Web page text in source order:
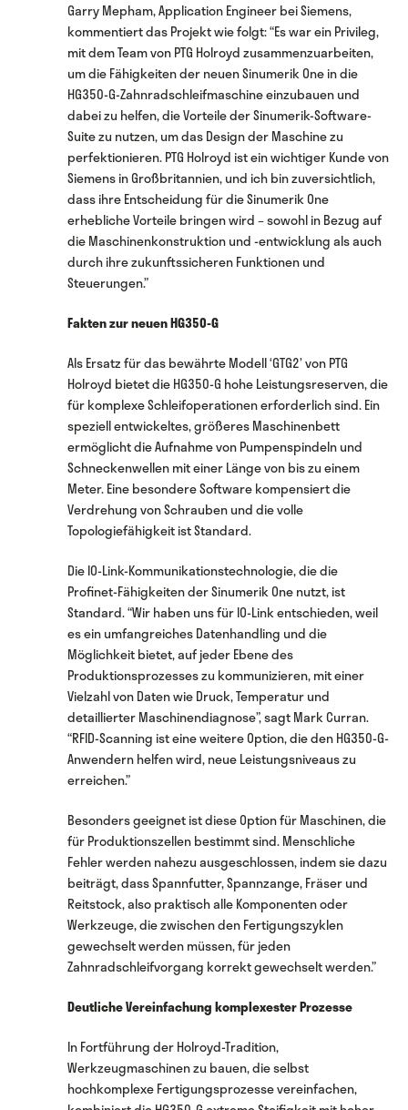
Garry Mepham, Application Engineer bei Siemens,
kommentiert das Projekt wie folgt: “Es war ein Privileg,
mit dem Team von PTG Holroyd zusammenzuarbeiten,
um die Fähigkeiten der neuen Sinumerik One in die
HG350-G-Zahnradschleifmaschine einzubauen und
dabei zu helfen, die Vorteile der Sinumerik-Software-
Suite zu nutzen, um das Design der Maschine zu
perfektionieren. PTG Holroyd ist ein wichtiger Kunde von
Siemens in Großbritannien, und ich bin zuversichtlich,
dass ihre Entscheidung für die Sinumerik One
erhebliche Vorteile bringen wird – sowohl in Bezug auf
die Maschinenkonstruktion und -entwicklung als auch
durch ihre zukunftssicheren Funktionen und
Steuerungen.”
Fakten zur neuen HG350-G
Als Ersatz für das bewährte Modell ‘GTG2’ von PTG
Holroyd bietet die HG350-G hohe Leistungsreserven, die
für komplexe Schleifoperationen erforderlich sind. Ein
speziell entwickeltes, größeres Maschinenbett
ermöglicht die Aufnahme von Pumpenspindeln und
Schneckenwellen mit einer Länge von bis zu einem
Meter. Eine besondere Software kompensiert die
Verdrehung von Schrauben und die volle
Topologiefähigkeit ist Standard.
Die IO-Link-Kommunikationstechnologie, die die
Profinet-Fähigkeiten der Sinumerik One nutzt, ist
Standard. “Wir haben uns für IO-Link entschieden, weil
es ein umfangreiches Datenhandling und die
Möglichkeit bietet, auf jeder Ebene des
Produktionsprozesses zu kommunizieren, mit einer
Vielzahl von Daten wie Druck, Temperatur und
detaillierter Maschinendiagnose”, sagt Mark Curran.
“RFID-Scanning ist eine weitere Option, die den HG350-G-
Anwendern helfen wird, neue Leistungsniveaus zu
erreichen.”
Besonders geeignet ist diese Option für Maschinen, die
für Produktionszellen bestimmt sind. Menschliche
Fehler werden nahezu ausgeschlossen, indem sie dazu
beiträgt, dass Spannfutter, Spannzange, Fräser und
Reitstock, also praktisch alle Komponenten oder
Werkzeuge, die zwischen den Fertigungszyklen
gewechselt werden müssen, für jeden
Zahnradschleifvorgang korrekt gewechselt werden.”
Deutliche Vereinfachung komplexester Prozesse
In Fortführung der Holroyd-Tradition,
Werkzeugmaschinen zu bauen, die selbst
hochkomplexe Fertigungsprozesse vereinfachen,